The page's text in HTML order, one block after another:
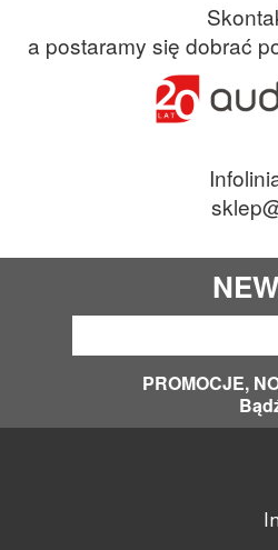
a postaramy się dobrać
PROMOCJE,